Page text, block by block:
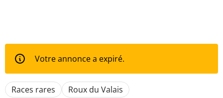
Votre annonce a expiré.
Races rares Roux du Valais